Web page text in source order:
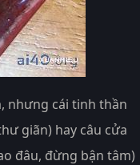
nhưng cái tinh thần
giãn) hay câu cửa
đâu, đừng bận tâm)